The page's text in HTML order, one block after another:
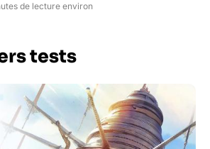
de lecture environ
tests